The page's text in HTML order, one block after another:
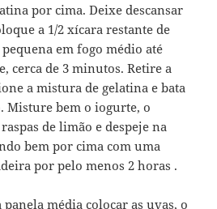
por cima. Deixe descansar
a 1/2 xícara restante de
em fogo médio até
cerca de 3 minutos. Retire a
a mistura de gelatina e bata
Misture bem o iogurte, o
de limão e despeje na
bem por cima com uma
por pelo menos 2 horas .
média colocar as uvas, o